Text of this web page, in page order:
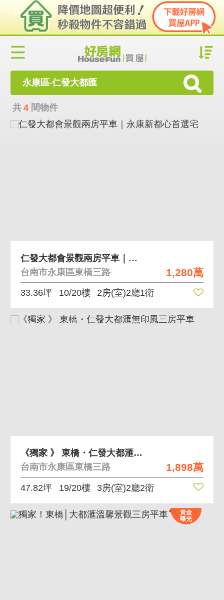
永康區‧仁發大都匯
共 4 間物件
1,280萬
仁發大都會景觀兩房平車｜永康新都心首選宅
台南市永康區東橋三路
33.36坪 10/20樓 2房(室)2廳1衛
1,898萬
《獨家 》 東橋・仁發大都滙無印風三房平車
台南市永康區東橋三路
47.82坪 19/20樓 3房(室)2廳2衛
黃金
曝光